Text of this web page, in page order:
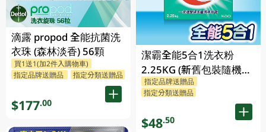
滴露 propod 全能抗菌洗
衣珠 (森林淡香) 56顆
買1送1(加2件入購物車)
指定品牌送贈品
指定分類送贈品
$177.00
潔霸全能5合1洗衣粉
2.25KG (新舊包裝隨機發
貨)
指定品牌送贈品
指定分類送贈品
$48.50